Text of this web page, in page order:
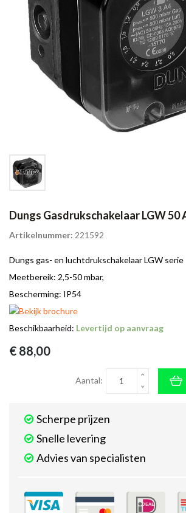
Dungs Gasdrukschakelaar LGW 50
Artikelnummer: 221592
Dungs gas- en luchtdrukschakelaar LGW serie
Meetbereik: 2,5-50 mbar,
Bescherming: IP54
Beschikbaarheid: Levertijd op aanvraag
€ 88,00
Aantal:
Scherpe prijzen
Snelle levering
Advies van specialisten